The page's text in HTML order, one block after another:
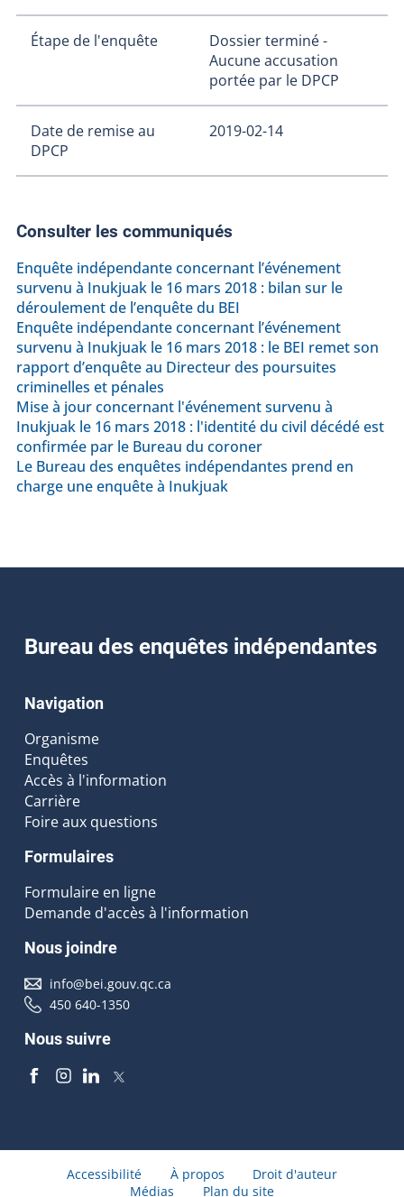
Étape de l'enquête
Dossier terminé -
Aucune accusation
portée par le DPCP
Date de remise au
DPCP
2019-02-14
Consulter les communiqués
Enquête indépendante concernant l’événement
survenu à Inukjuak le 16 mars 2018 : bilan sur le
déroulement de l’enquête du BEI
Enquête indépendante concernant l’événement
survenu à Inukjuak le 16 mars 2018 : le BEI remet son
rapport d’enquête au Directeur des poursuites
criminelles et pénales
Mise à jour concernant l'événement survenu à
Inukjuak le 16 mars 2018 : l'identité du civil décédé est
confirmée par le Bureau du coroner
Le Bureau des enquêtes indépendantes prend en
charge une enquête à Inukjuak
Bureau des enquêtes indépendantes
Navigation
Organisme
Enquêtes
Accès à l'information
Carrière
Foire aux questions
Formulaires
Formulaire en ligne
Demande d'accès à l'information
Nous joindre
info@bei.gouv.qc.ca
450 640-1350
Nous suivre
Accessibilité À propos
Droit d'auteur
Médias
Plan du site